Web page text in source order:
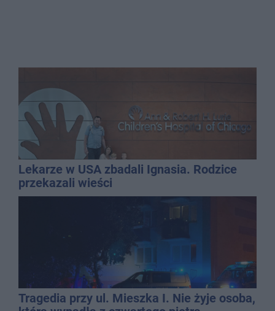
Lekarze w USA zbadali Ignasia. Rodzice
przekazali wieści
Tragedia przy ul. Mieszka I. Nie żyje osoba,